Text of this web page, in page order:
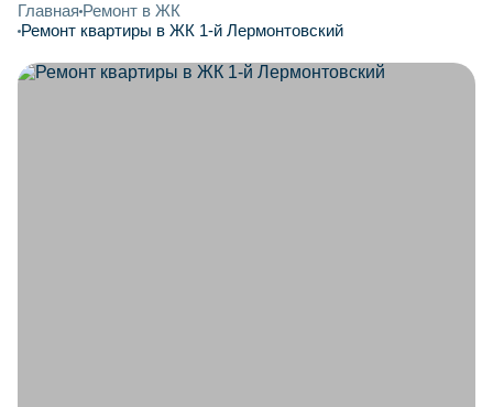
Главная Ремонт в ЖК
Ремонт квартиры в ЖК 1-й Лермонтовский